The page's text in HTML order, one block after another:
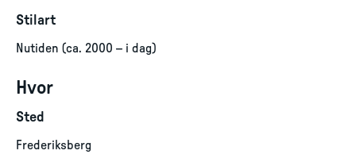
Stilart
Nutiden (ca. 2000 – i dag)
Hvor
Sted
Frederiksberg